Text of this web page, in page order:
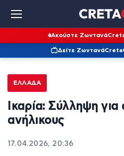
Ακούστε Ζωντανά
Δείτε Ζωντανά
ΕΛΛΆΔΑ
Ικαρία: Σύλληψη
ανήλικους
17.04.2026, 20:36